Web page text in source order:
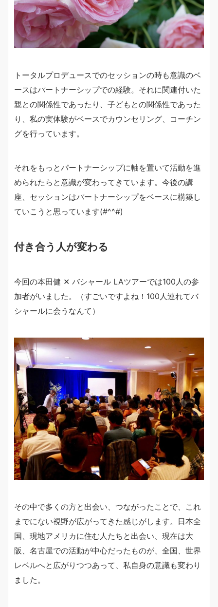
トータルプロデュースでのセッションの時も意識のベ
ースはパートナーシップでの経験。それに関連付いた
親との関係性であったり、子どもとの関係性であった
り、私の実体験がベースでカウンセリング、コーチン
グを行っています。
それをもっとパートナーシップに軸を置いて活動を進
められたらと意識が変わってきています。今後の講
座、セッションはパートナーシップをベースに構築し
ていこうと思っています(#^^#)
付き合う人が変わる
今回の本田健 ✕ バシャール LAツアーでは100人の参
加者がいました。（すごいですよね！100人連れてバ
シャールに会うなんて）
その中で多くの方と出会い、つながったことで、これ
までにない視野が広がってきた感じがします。日本全
国、現地アメリカに住む人たちと出会い、現在は大
阪、名古屋での活動が中心だったものが、全国、世界
レベルへと広がりつつあって、私自身の意識も変わり
ました。